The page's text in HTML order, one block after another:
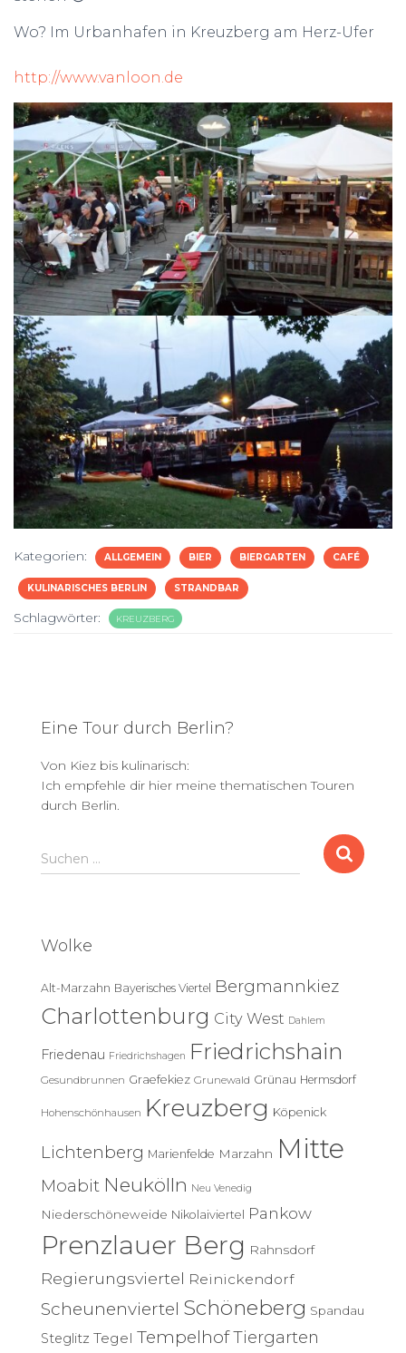
Wo? Im Urbanhafen in Kreuzberg am Herz-Ufer
http://www.vanloon.de
Kategorien: ALLGEMEIN BIER BIERGARTEN CAFÉ
KULINARISCHES BERLIN STRANDBAR
Schlagwörter: KREUZBERG
Eine Tour durch Berlin?
Von Kiez bis kulinarisch:
Ich empfehle dir hier meine thematischen Touren
durch Berlin.
S
u
n
a
c
:
Suchen …
Wolke
Alt-Marzahn Bayerisches Viertel Bergmannkiez
Charlottenburg City West Dahlem
Friedenau Friedrichshagen Friedrichshain
Gesundbrunnen Graefekiez Grunewald Grünau Hermsdorf
Hohenschönhausen Kreuzberg Köpenick
Lichtenberg Marienfelde Marzahn Mitte
Moabit Neukölln Neu Venedig
Niederschöneweide Nikolaiviertel Pankow
Prenzlauer Berg Rahnsdorf
Regierungsviertel Reinickendorf
Scheunenviertel Schöneberg Spandau
Steglitz Tegel TempelhofTiergarten